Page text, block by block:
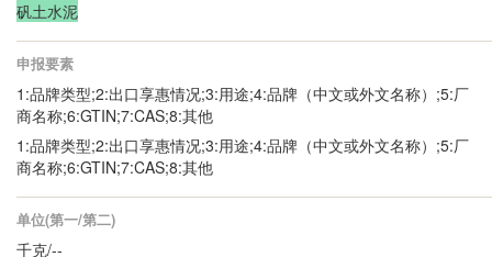
矾土水泥
申报要素
1:品牌类型;2:出口享惠情况;3:用途;4:品牌（中文或外文名称）;5:厂
商名称;6:GTIN;7:CAS;8:其他
1:品牌类型;2:出口享惠情况;3:用途;4:品牌（中文或外文名称）;5:厂
商名称;6:GTIN;7:CAS;8:其他
单位(第一/第二)
千克/--